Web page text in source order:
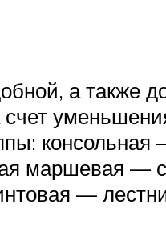
а также
маршевая —
—